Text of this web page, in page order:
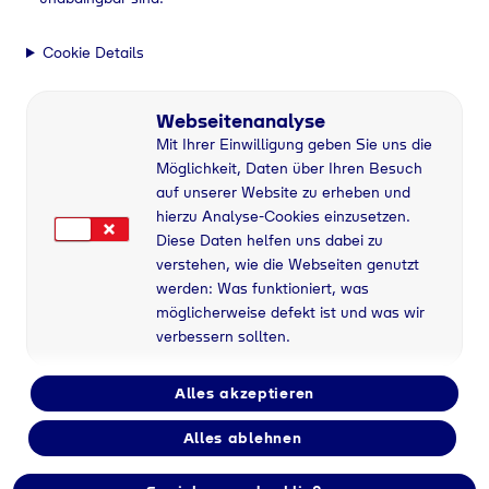
Cookie Details
Webseitenanalyse
Mit Ihrer Einwilligung geben Sie uns die
Möglichkeit, Daten über Ihren Besuch
auf unserer Website zu erheben und
hierzu Analyse-Cookies einzusetzen.
Diese Daten helfen uns dabei zu
verstehen, wie die Webseiten genutzt
werden: Was funktioniert, was
möglicherweise defekt ist und was wir
verbessern sollten.
Alles akzeptieren
Alles ablehnen